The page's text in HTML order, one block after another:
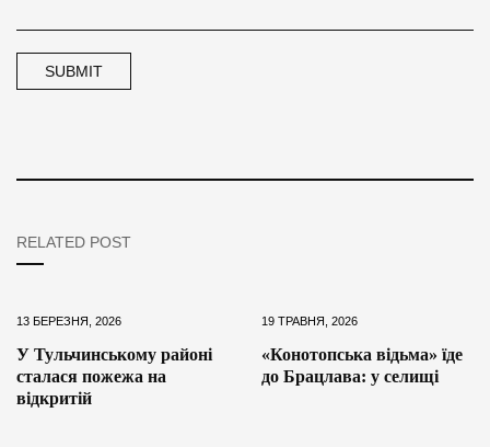
RELATED POST
13 БЕРЕЗНЯ, 2026
У Тульчинському районі
сталася пожежа на
відкритій
19 ТРАВНЯ, 2026
«Конотопська відьма» їде
до Брацлава: у селищі